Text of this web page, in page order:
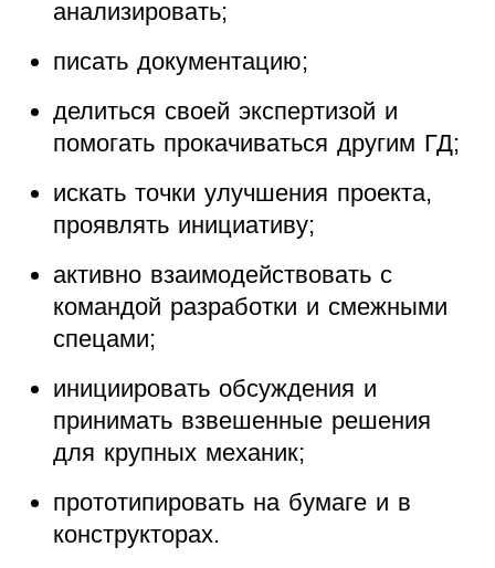
анализировать;
писать документацию;
делиться своей экспертизой и
помогать прокачиваться другим ГД;
искать точки улучшения проекта,
проявлять инициативу;
активно взаимодействовать с
командой разработки и смежными
спецами;
инициировать обсуждения и
принимать взвешенные решения
для крупных механик;
прототипировать на бумаге и в
конструкторах.